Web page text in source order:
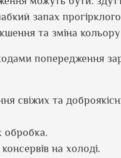
запах
та зміна кольору
попередження
свіжих та
обробка.
на холоді.